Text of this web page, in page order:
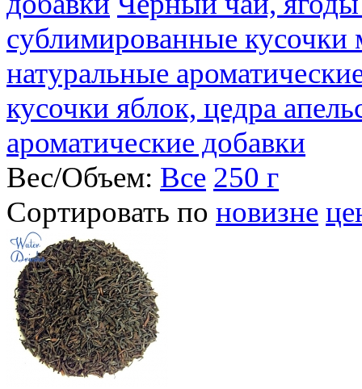
сублимированные
натуральные
кусочки яблок, цедра
ароматические добавки
Вес/Объем: Все 250 г
Сортировать по новизне